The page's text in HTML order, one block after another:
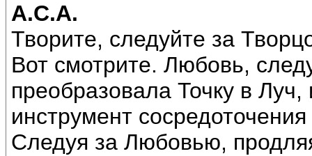
А.С.А.
Творите, следуйте за
Вот смотрите. Любовь,
преобразовала Точку в
инструмент
Следуя за Любовью,